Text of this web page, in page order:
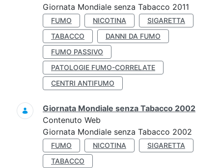
Giornata Mondiale senza Tabacco 2011
FUMO NICOTINA
SIGARETTA
TABACCO
DANNI DA FUMO
FUMO PASSIVO
PATOLOGIE FUMO-CORRELATE
CENTRI ANTIFUMO
Giornata Mondiale senza Tabacco 2002
Contenuto Web
Giornata Mondiale senza Tabacco 2002
FUMO NICOTINA
SIGARETTA
TABACCO